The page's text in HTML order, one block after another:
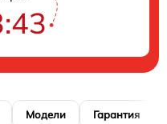
Модели Гарантия